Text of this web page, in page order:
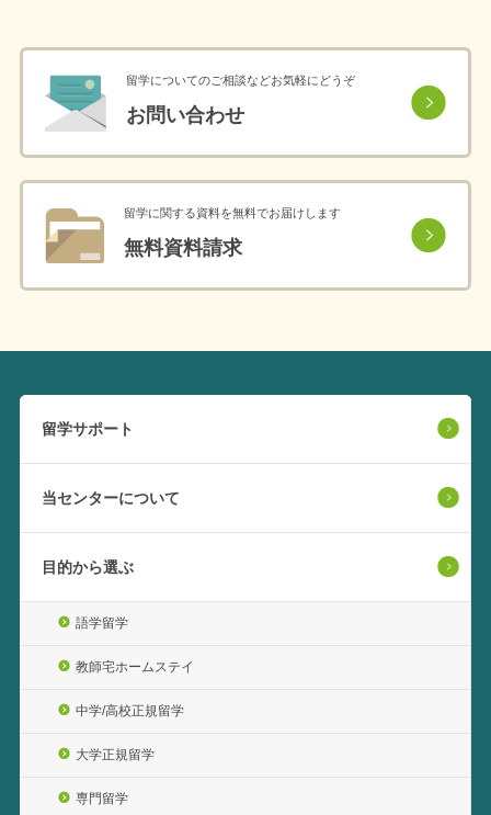
留学についてのご相談などお気軽にどうぞ
お問い合わせ
留学に関する資料を無料でお届けします
無料資料請求
留学サポート
当センターについて
目的から選ぶ
語学留学
教師宅ホームステイ
中学/高校正規留学
大学正規留学
専門留学